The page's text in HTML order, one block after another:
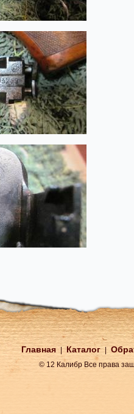
Главная Каталог
© 12 Калибр Все права